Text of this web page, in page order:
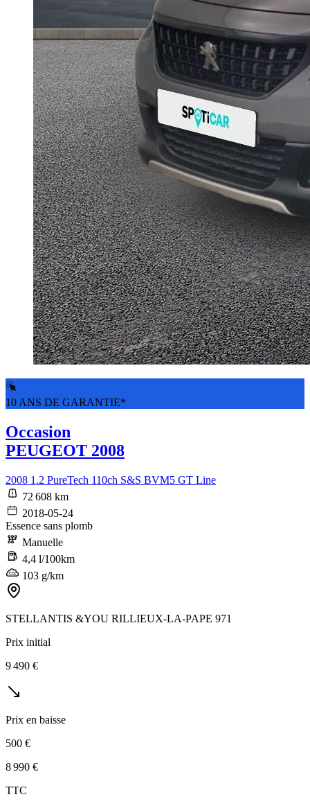
10 ANS DE GARANTIE*
Occasion
PEUGEOT 2008
2008 1.2 PureTech 110ch S&S BVM5 GT Line
72 608 km
2018-05-24
Essence sans plomb
Manuelle
4,4 l/100km
103 g/km
STELLANTIS &YOU RILLIEUX-LA-PAPE 971
Prix initial
9 490 €
Prix en baisse
500 €
8 990 €
TTC